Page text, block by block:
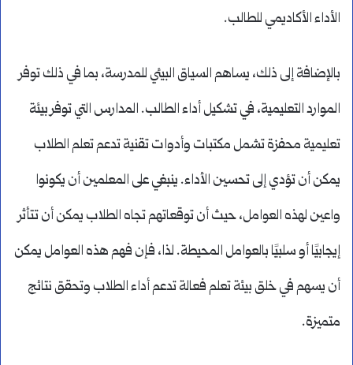
الأداء الأكاديمي للطالب.
بالإضافة إلى ذلك، يساهم السياق البيئي للمدرسة، بما في ذلك توفر
الموارد التعليمية، في تشكيل أداء الطالب. المدارس التي توفر بيئة
تعليمية محفزة تشمل مكتبات وأدوات تقنية تدعم تعلم الطلاب
يمكن أن تؤدي إلى تحسين الأداء. ينبغي على المعلمين أن يكونوا
واعين لهذه العوامل، حيث أن توقعاتهم تجاه الطلاب يمكن أن تتأثر
إيجابيًا أو سلبيًا بالعوامل المحيطة. لذا، فإن فهم هذه العوامل يمكن
أن يسهم في خلق بيئة تعلم فعالة تدعم أداء الطلاب وتحقق نتائج
متميزة.